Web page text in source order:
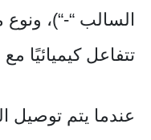
السالب “-“)، ونوع
تتفاعل كيميائيًا
عندما يتم توصيل